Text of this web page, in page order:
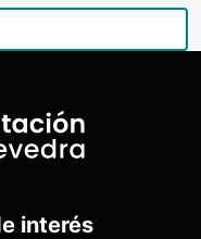
interés